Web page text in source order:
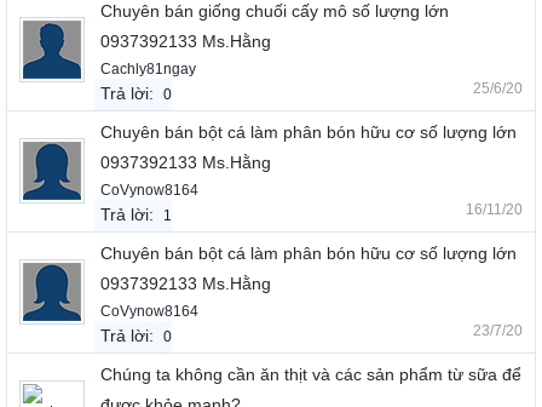
Chuyên bán giống chuối cấy mô số lượng lớn
0937392133 Ms.Hằng
Cachly81ngay
Trả lời: 0 25/6/20
Chuyên bán bột cá làm phân bón hữu cơ số lượng lớn
0937392133 Ms.Hằng
CoVynow8164
Trả lời: 1 16/11/20
Chuyên bán bột cá làm phân bón hữu cơ số lượng lớn
0937392133 Ms.Hằng
CoVynow8164
Trả lời: 0 23/7/20
Chúng ta không cần ăn thịt và các sản phẩm từ sữa để